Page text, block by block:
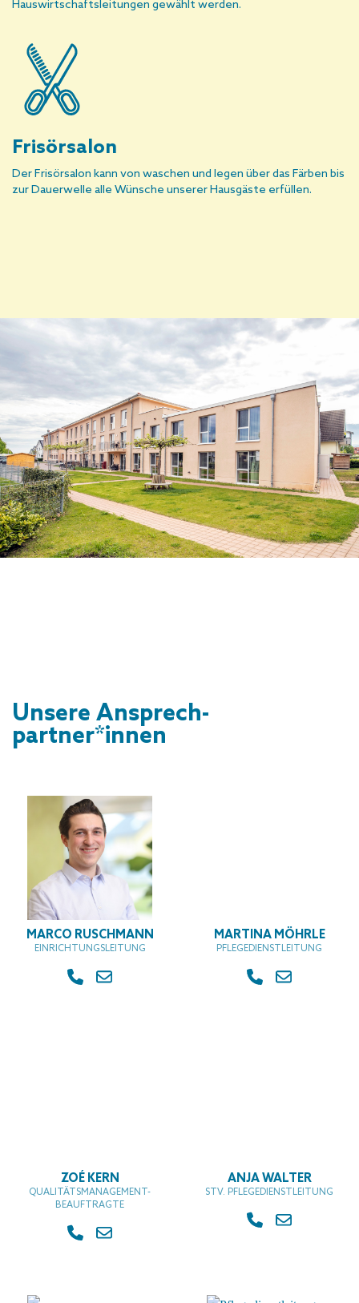
Hauswirtschaftsleitungen gewählt werden.
Frisörsalon
Der Frisörsalon kann von waschen und legen über das Färben bis
zur Dauerwelle alle Wünsche unserer Hausgäste erfüllen.
Unsere Ansprech­
partner*innen
MARCO RUSCHMANN
EINRICHTUNGSLEITUNG
MARTINA MÖHRLE
PFLEGEDIENSTLEITUNG
ZOÉ KERN
QUALITÄTSMANAGEMENT-
BEAUFTRAGTE
ANJA WALTER
STV. PFLEGEDIENSTLEITUNG